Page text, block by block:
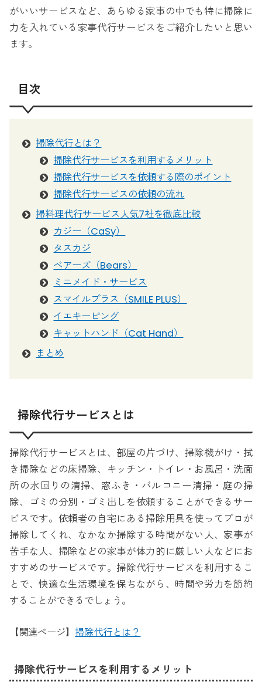
がいいサービスなど、あらゆる家事の中でも特に掃除に
力を入れている家事代行サービスをご紹介したいと思い
ます。
目次
掃除代行とは？
掃除代行サービスを利用するメリット
掃除代行サービスを依頼する際のポイント
掃除代行サービスの依頼の流れ
掃料理代行サービス人気7社を徹底比較
カジー（CaSy）
タスカジ
ベアーズ（Bears）
ミニメイド・サービス
スマイルプラス（SMILE PLUS）
イエキーピング
キャットハンド（Cat Hand）
まとめ
掃除代行サービスとは
掃除代行サービスとは、部屋の片づけ、掃除機がけ・拭
き掃除などの床掃除、キッチン・トイレ・お風呂・洗面
所の水回りの清掃、窓ふき・バルコニー清掃・庭の掃
除、ゴミの分別・ゴミ出しを依頼することができるサー
ビスです。依頼者の自宅にある掃除用具を使ってプロが
掃除してくれ、なかなか掃除する時間がない人、家事が
苦手な人、掃除などの家事が体力的に厳しい人などにお
すすめのサービスです。掃除代行サービスを利用するこ
とで、快適な生活環境を保ちながら、時間や労力を節約
することができるでしょう。
【関連ページ】 掃除代行とは？
掃除代行サービスを利用するメリット